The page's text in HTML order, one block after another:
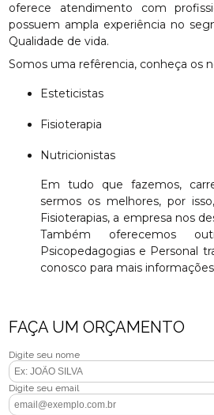
oferece atendimento com
possuem ampla experiência no
Qualidade de vida.
Somos uma refêrencia, conheça os
Esteticistas
Fisioterapia
Nutricionistas
Em tudo que fazemos,
sermos os melhores, por
Fisioterapias, a empresa nos
Também oferecemos
Psicopedagogias e Personal
conosco para mais
FAÇA UM ORÇAMENTO
Digite seu nome
Digite seu email